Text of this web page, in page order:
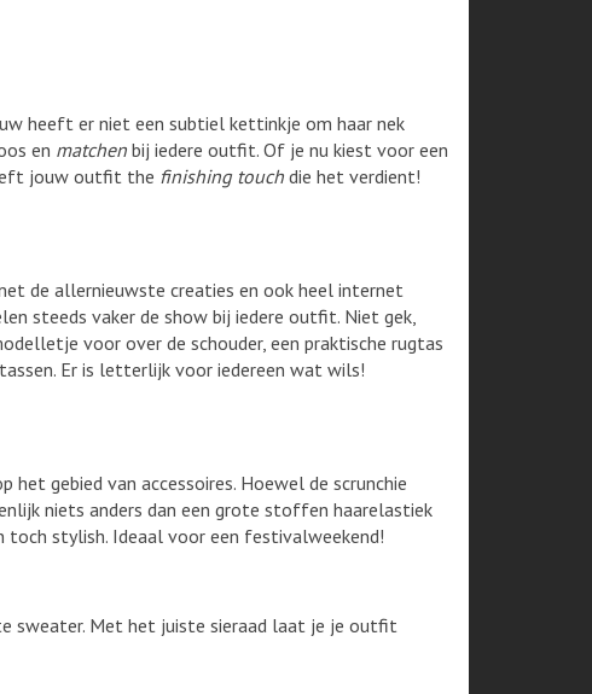
heeft er niet een subtiel kettinkje om haar nek
en matchen bij iedere outfit. Of je nu kiest voor een
jouw outfit the finishing touch die het verdient!
de allernieuwste creaties en ook heel internet
steeds vaker de show bij iedere outfit. Niet gek,
voor over de schouder, een praktische rugtas
Er is letterlijk voor iedereen wat wils!
gebied van accessoires. Hoewel de scrunchie
niets anders dan een grote stoffen haarelastiek
toch stylish. Ideaal voor een festivalweekend!
sweater. Met het juiste sieraad laat je je outfit